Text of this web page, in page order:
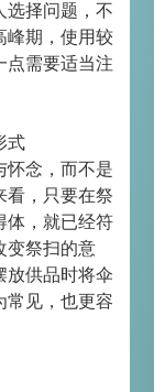
选择问题，不
峰期，使用较
点需要适当注
式
怀念，而不是
看，只要在祭
体，就已经符
变祭扫的意
放供品时将伞
常见，也更容